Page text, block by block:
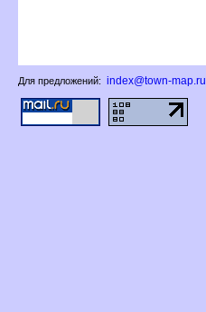
Для предложений: index@town-map.ru